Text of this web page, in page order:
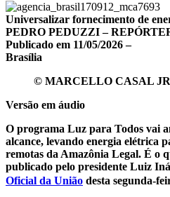
Universalizar fornecimento de
PEDRO PEDUZZI –
Publicado em 11/05/2026 –
Brasília
© MARCELLO CASAL
Versão em áudio
O programa Luz para Todos vai
alcance, levando energia elétrica
remotas da Amazônia Legal. É o
publicado pelo presidente Luiz
Oficial da União desta segunda-